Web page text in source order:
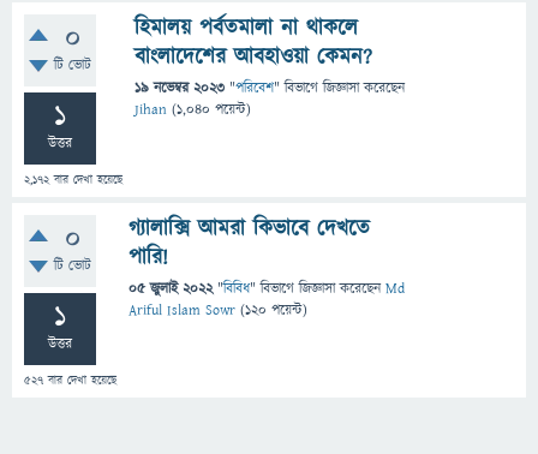
0
টি ভোট
1
উত্তর
2,172বার দেখা হয়েছে
হিমালয় পর্বতমালা না থাকলে
বাংলাদেশের আবহাওয়া কেমন?
19 নভেম্বর 2023 "পরিবেশ" বিভাগে জিজ্ঞাসাকরেছেন
Jihan (1,040 পয়েন্ট)
0
টি ভোট
1
উত্তর
527 বার দেখা হয়েছে
গ্যালাক্সি আমরা কিভাবে দেখতে
পারি!
05 জুলাই 2022 "বিবিধ" বিভাগে জিজ্ঞাসাকরেছেনMd
Ariful Islam Sowr (120 পয়েন্ট)